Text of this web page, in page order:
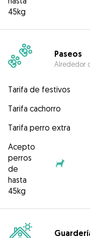
45kg
Paseos
Alrededor
Tarifa de festivos
Tarifa cachorro
Tarifa perro extra
Acepto
perros
de
hasta
45kg